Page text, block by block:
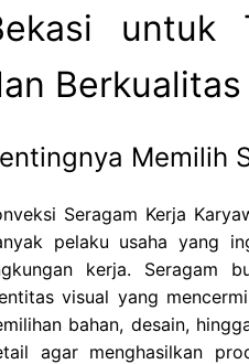
untuk
Berkualitas
Memilih
Seragam Kerja
pelaku usaha yang
kerja. Seragam
visual yang
bahan, desain,
agar menghasilkan